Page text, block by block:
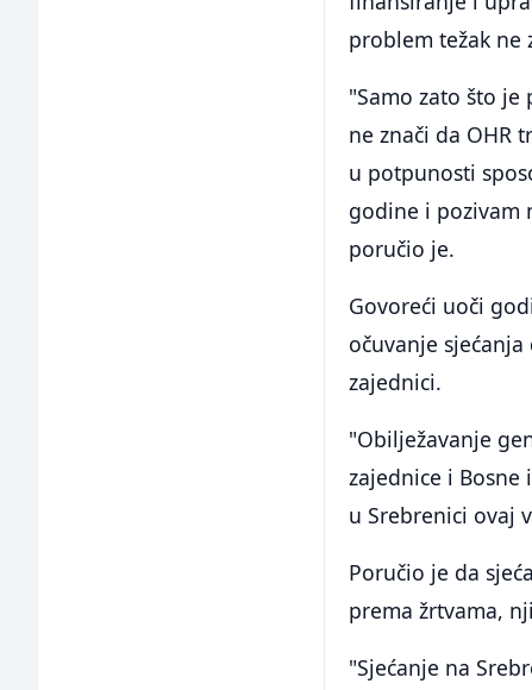
problem težak ne
"Samo zato što
ne znači da OHR
u potpunosti
godine i pozivam
poručio je.
Govoreći uoči
očuvanje
zajednici.
"Obilježavanje
zajednice i Bosne
u Srebrenici ovaj
Poručio je da
prema žrtvama,
"Sjećanje na